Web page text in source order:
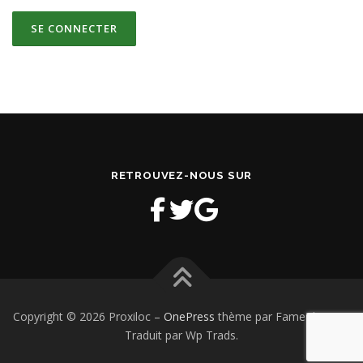
RETROUVEZ-NOUS SUR
Copyright © 2026 Proxiloc – OnePress thème par FameThemes.
Traduit par Wp Trads.